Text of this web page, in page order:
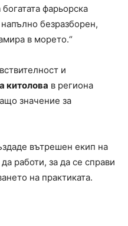
фарьорска
безразборен,
в морето.“
и
китолова в региона
значение за
вътрешен екип на
работи, за да се справи
на практиката.